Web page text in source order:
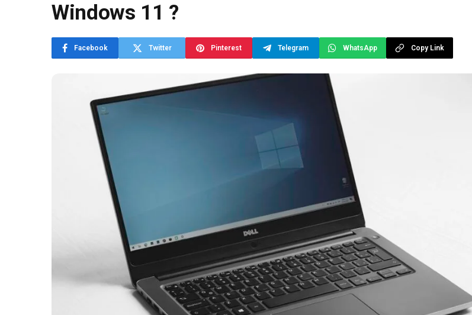
Windows 11 ?
Facebook Twitter Pinterest Telegram WhatsApp Copy Link